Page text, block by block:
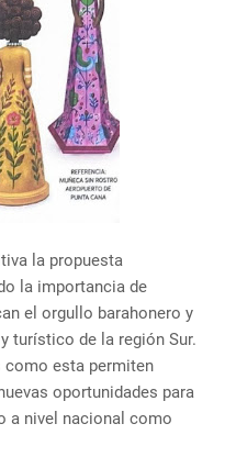
la propuesta
la importancia de
el orgullo barahonero y
turístico de la región Sur.
esta permiten
oportunidades para
a nivel nacional como